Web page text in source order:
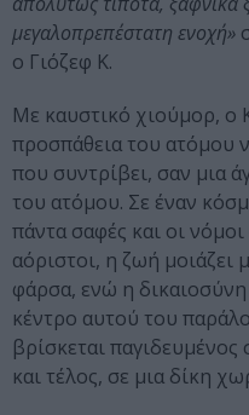
μεγαλοπρεπέστατη ενοχή»
ο Γιόζεφ Κ.
Με καυστικό χιούμορ, ο
προσπάθεια του ατόμου
που συντρίβει, σαν μια
του ατόμου. Σε έναν
πάντα σαφές και οι
αόριστοι, η ζωή μοιάζει
φάρσα, ενώ η δικαιοσύνη
κέντρο αυτού του
βρίσκεται
και τέλος, σε μια δίκη